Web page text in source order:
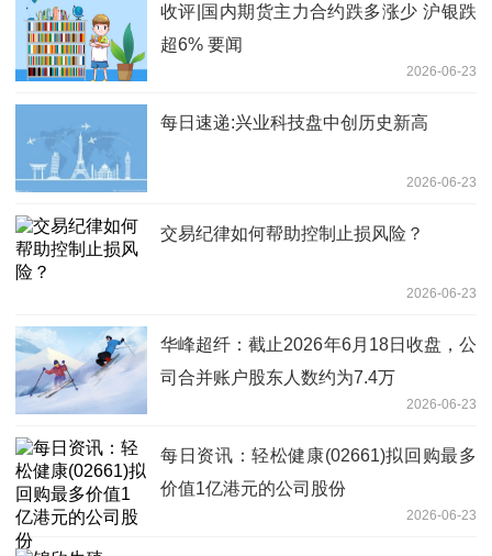
收评|国内期货主力合约跌多涨少 沪银跌
超6% 要闻
2026-06-23
每日速递:兴业科技盘中创历史新高
2026-06-23
交易纪律如何帮助控制止损风险？
2026-06-23
华峰超纤：截止2026年6月18日收盘，公
司合并账户股东人数约为7.4万
2026-06-23
每日资讯：轻松健康(02661)拟回购最多
价值1亿港元的公司股份
2026-06-23